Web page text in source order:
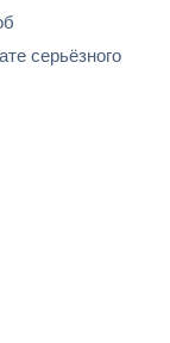
серьёзного